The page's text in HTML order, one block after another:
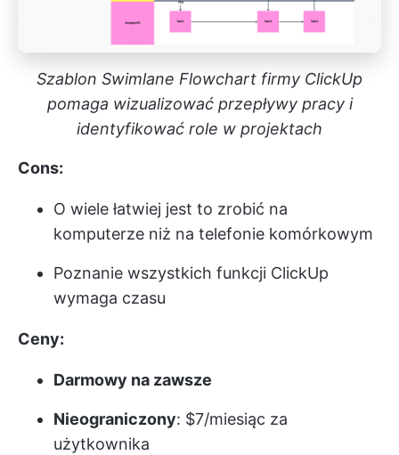
Szablon Swimlane Flowchart firmy ClickUp
pomaga wizualizować przepływy pracy i
identyfikować role w projektach
Cons:
O wiele łatwiej jest to zrobić na
komputerze niż na telefonie komórkowym
Poznanie wszystkich funkcji ClickUp
wymaga czasu
Ceny:
Darmowy na zawsze
Nieograniczony: $7/miesiąc za
użytkownika